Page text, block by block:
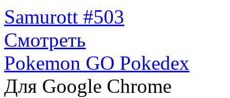
Samurott #503
Смотреть
Pokemon GO Pokedex
Для Google Chrome